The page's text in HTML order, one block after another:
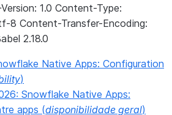
1.0 Content-Type:
8 Content-Transfer-Encoding:
2.18.0
Native Apps: Configuration
)
Snowflake Native Apps:
apps (disponibilidade geral)